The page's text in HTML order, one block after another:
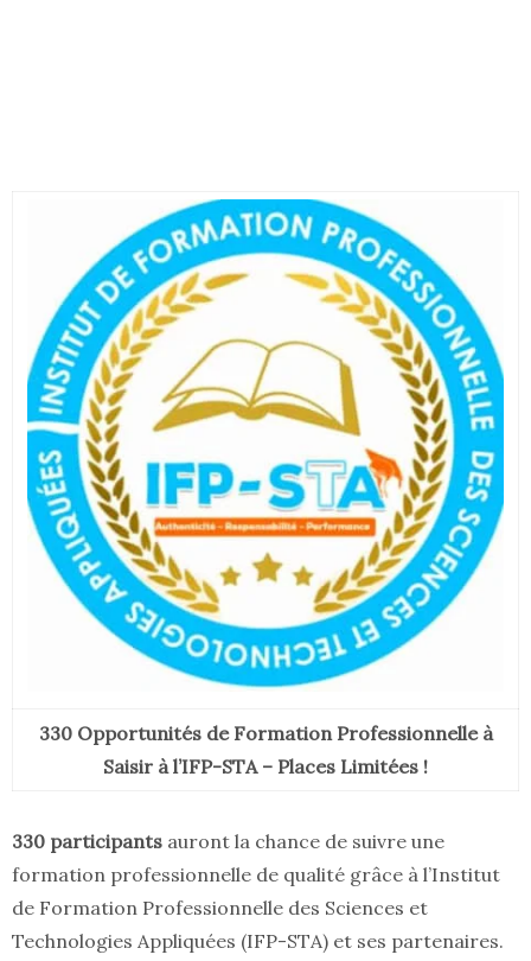
330 Opportunités de Formation Professionnelle à
Saisir à l’IFP-STA – Places Limitées !
330 participants auront la chance de suivre une
formation professionnelle de qualité grâce à l’Institut
de Formation Professionnelle des Sciences et
Technologies Appliquées (IFP-STA) et ses partenaires.